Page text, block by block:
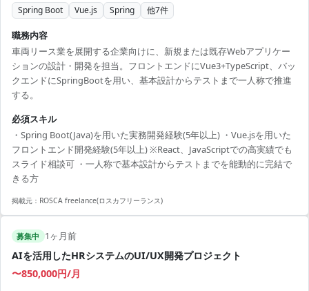
Spring Boot Vue.js Spring 他7件
職務内容
車両リース業を展開する企業向けに、新規または既存Webアプリケー
ションの設計・開発を担当。フロントエンドにVue3+TypeScript、バッ
クエンドにSpringBootを用い、基本設計からテストまで一人称で推進
する。
必須スキル
・Spring Boot(Java)を用いた実務開発経験(5年以上) ・Vue.jsを用いた
フロントエンド開発経験(5年以上) ※React、JavaScriptでの高実績でも
スライド相談可 ・一人称で基本設計からテストまでを能動的に完結で
きる方
掲載元： ROSCA freelance(ロスカフリーランス)
募集中 1ヶ月前
AIを活用したHRシステムのUI/UX開発プロジェクト
〜850,000円/月